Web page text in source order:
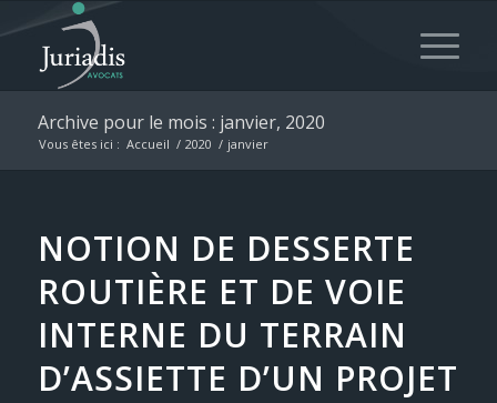
Archive pour le mois : janvier, 2020
Vous êtes ici : Accueil / 2020 / janvier
NOTION DE DESSERTE
ROUTIÈRE ET DE VOIE
INTERNE DU TERRAIN
D’ASSIETTE D’UN PROJET